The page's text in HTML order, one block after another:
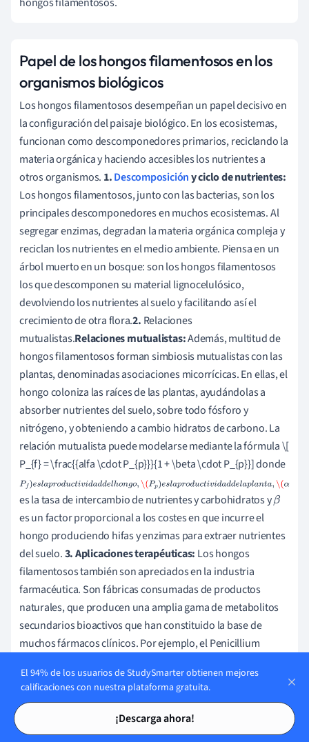
Tarjetas de estudio
Tarjetas de estudio
Papel de los hongos filamentosos en los
organismos biológicos
Los hongos filamentosos desempeñan un papel decisivo en
la configuración del paisaje biológico. En los ecosistemas,
funcionan como descomponedores primarios, reciclando la
materia orgánica y haciendo accesibles los nutrientes a
otros organismos. 1.Descomposicióny ciclo de nutrientes:
Los hongos filamentosos, junto con las bacterias, son los
principales descomponedores en muchos ecosistemas. Al
segregar enzimas, degradan la materia orgánica compleja y
reciclan los nutrientes en el medio ambiente. Piensa en un
árbol muerto en un bosque: son los hongos filamentosos
los que descomponen su material lignocelulósico,
devolviendo los nutrientes al suelo y facilitando así el
crecimiento de otra flora.2. Relaciones
mutualistas.Relaciones mutualistas:Además, multitud de
hongos filamentosos forman simbiosis mutualistas con las
plantas, denominadas asociaciones micorrícicas. En ellas, el
hongo coloniza las raíces de las plantas, ayudándolas a
absorber nutrientes del suelo, sobre todo fósforo y
nitrógeno, y obteniendo a cambio hidratos de carbono. La
relación mutualista puede modelarse mediante la fórmula \[
P_{f} = \frac{{alfa \cdot P_{p}}}{1 + \beta \cdot P_{p}}] donde
Pf)eslaproductividaddelhongo,\
(Pp)eslaproductividaddelaplanta,\(α
es la tasa de intercambio de nutrientes y carbohidratos yβ
es un factor proporcional a los costes en que incurre el
hongo produciendo hifas y enzimas para extraer nutrientes
del suelo.3. Aplicaciones terapéuticas: Los hongos
filamentosos también son apreciados en la industria
farmacéutica. Son fábricas consumadas de productos
naturales, que producen una amplia gama de metabolitos
secundarios bioactivos que han constituido la base de
muchos fármacos clínicos. Por ejemplo, el Penicillium
producción de penicilina, el primer antibiótico
Patogenicidad Patogenicidad
muchas funciones beneficiosas, los hongos filamentosos
también pueden ser patógenos, causando enfermedades
El 94% de los usuarios de StudySmarter obtienen mejores
calificaciones con nuestra plataforma gratuita.
¡Descarga ahora!